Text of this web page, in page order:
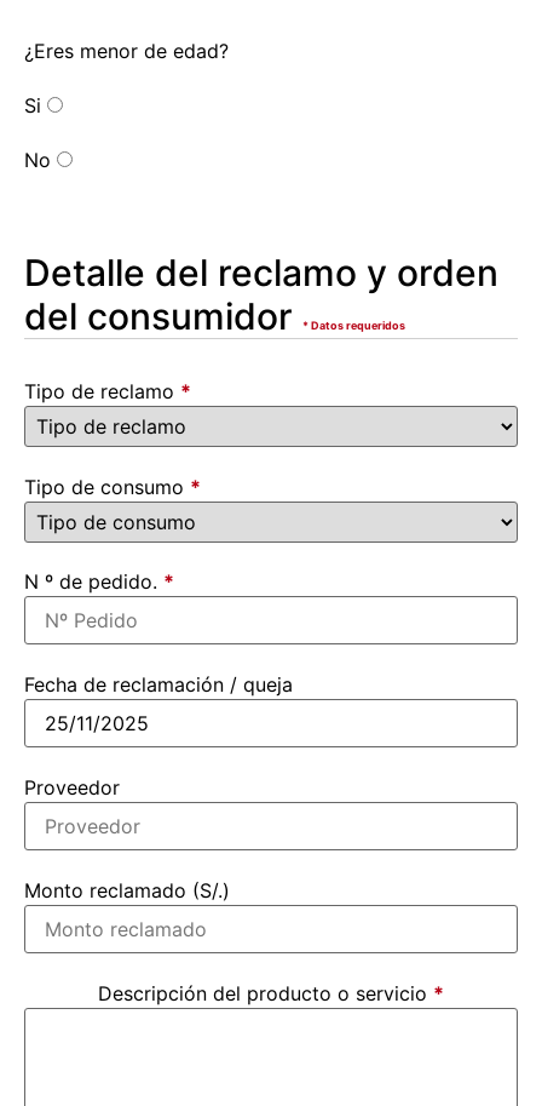
¿Eres menor de edad?
Si
No
Detalle del reclamo y orden
del consumidor
* Datos requeridos
Tipo de reclamo *
Tipo de consumo *
N º de pedido. *
Fecha de reclamación / queja
Proveedor
Monto reclamado (S/.)
Descripción del producto o servicio *